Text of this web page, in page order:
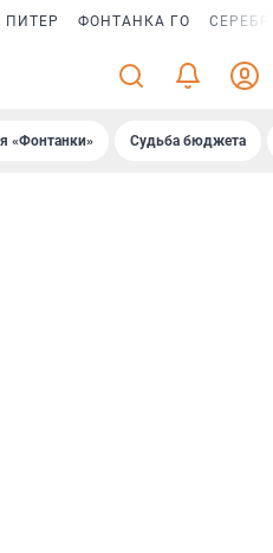
ФОНТАНКА ГО
«Фонтанки» Судьба бюджета